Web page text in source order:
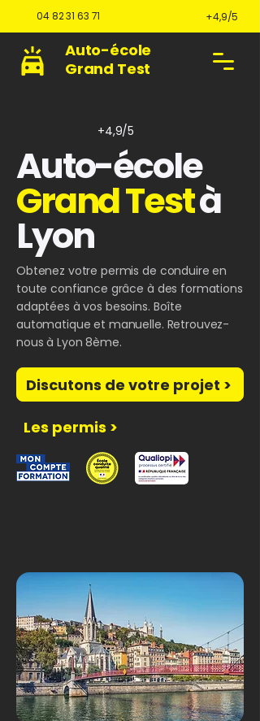
04 82 31 63 71 +4,9/5
Auto-école
Grand Test
+4,9/5
Auto-école
Grand Testà
Lyon
Obtenez votre permis de conduire en
toute confiance grâce à des formations
adaptées à vos besoins. Boîte
automatique et manuelle. Retrouvez-
nous à Lyon 8ème.
Discutons de votre projet >
Les permis >